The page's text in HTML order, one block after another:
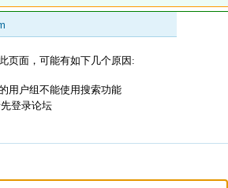
页面，可能有如下几个原因:
用户组不能使用搜索功能
登录论坛